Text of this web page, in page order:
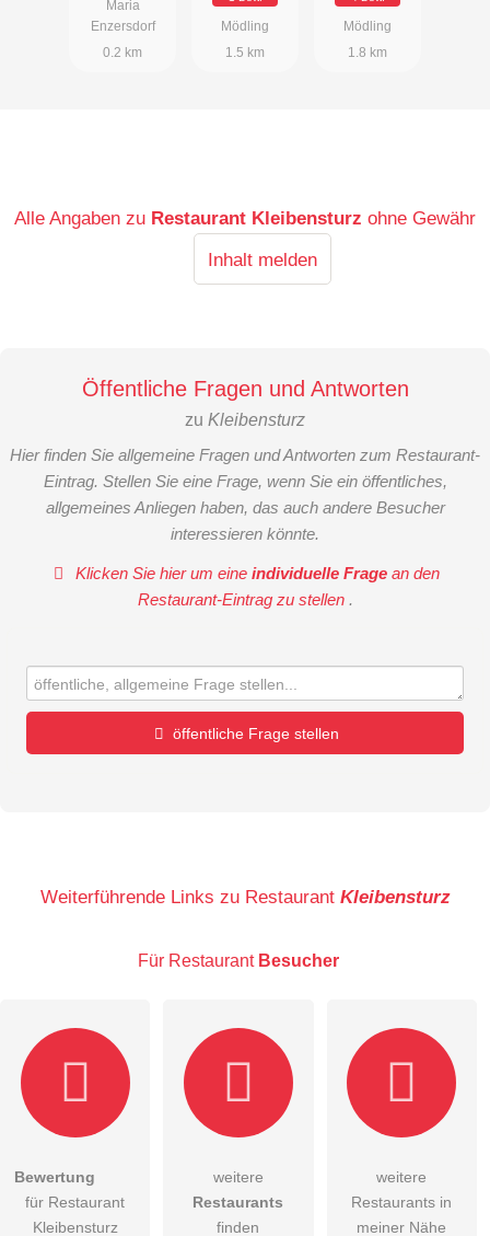
Maria
Enzersdorf
0.2 km
Mödling
1.5 km
Mödling
1.8 km
Alle Angaben zu Restaurant Kleibensturz ohne Gewähr
Inhalt melden
Öffentliche Fragen und Antworten
zu Kleibensturz
Hier finden Sie allgemeine Fragen und Antworten zum Restaurant-
Eintrag. Stellen Sie eine Frage, wenn Sie ein öffentliches,
allgemeines Anliegen haben, das auch andere Besucher
interessieren könnte.
Klicken Sie hier um eineindividuelle Frage an den
Restaurant-Eintrag zu stellen .
öffentliche Frage stellen
E-Mail-Adresse (wird nicht veröffentlicht)
Hiermit akzeptiere ich dieAGB
Weiterführende Links zu Restaurant Kleibensturz
Für Restaurant Besucher
Bewertung
für Restaurant
Kleibensturz
weitere
Restaurants
finden
weitere
Restaurants in
meiner Nähe